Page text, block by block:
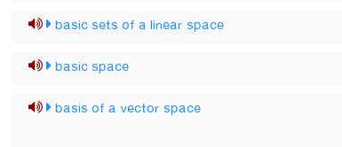
basic sets of a linear space
basic space
basis of a vector space